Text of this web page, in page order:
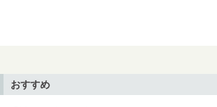
おすすめ